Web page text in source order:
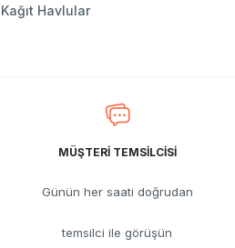
Kağıt Havlular
MÜŞTERİ TEMSİLCİSİ
Günün her saati doğrudan
temsilci ile görüşün